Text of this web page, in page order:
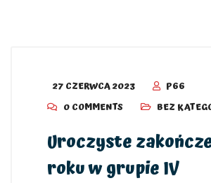
27 CZERWCA 2023
P66
0 COMMENTS
BEZ
Uroczyste
roku w grupie IV